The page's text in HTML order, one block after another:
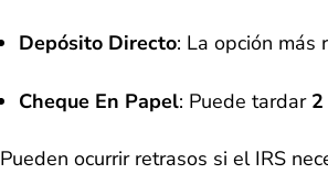
Depósito Directo: La opción más
Cheque En Papel: Puede tardar
Pueden ocurrir retrasos si el IRS